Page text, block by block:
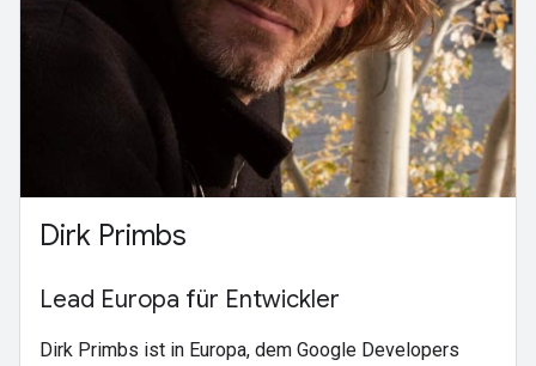
Dirk Primbs
Lead Europa für Entwickler
Dirk Primbs ist in Europa, dem Google Developers